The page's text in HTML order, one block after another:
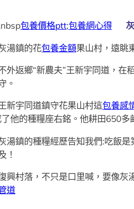
包養價格ptt;包養網心得 灰
鎮的花包養金額果山村，遠眺
返鄉“新農夫”王新宇同道，在稻
。
宇同道鎮守花果山村這包養感
了他的種糧座右銘。他耕田650
鎮的種糧經歷告知我們:吃飯是
！
村落，不只是口里喊，要像灰
道